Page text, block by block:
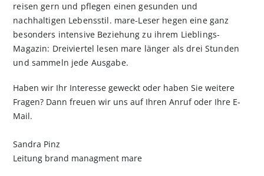
reisen gern und pflegen einen gesunden und
nachhaltigen Lebensstil. mare-Leser hegen eine ganz
besonders intensive Beziehung zu ihrem Lieblings-
Magazin: Dreiviertel lesen mare länger als drei Stunden
und sammeln jede Ausgabe.
Haben wir Ihr Interesse geweckt oder haben Sie weitere
Fragen? Dann freuen wir uns auf Ihren Anruf oder Ihre E-
Mail.
Sandra Pinz
Leitung brand managment mare